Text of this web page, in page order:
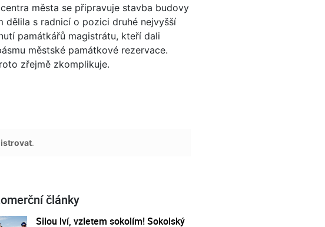
města se připravuje stavba budovy
dělila s radnicí o pozici druhé nejvyšší
památkářů magistrátu, kteří dali
městské památkové rezervace.
zřejmě zkomplikuje.
.
články
Silou lví, vzletem sokolím! Sokolský